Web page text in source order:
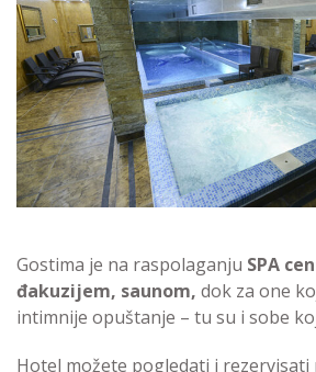
Gostima je na raspolaganju SPA
đakuzijem, saunom, dok za one
intimnije opuštanje – tu su i sobe
Hotel možete pogledati i rezervisati